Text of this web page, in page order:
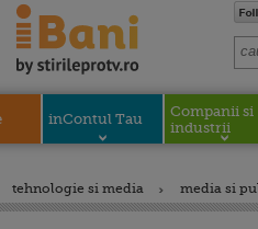
inContul Tau
Companii si
industrii
tehnologie si media media si